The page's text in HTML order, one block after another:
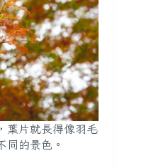
葉片就長得像羽毛
同的景色。